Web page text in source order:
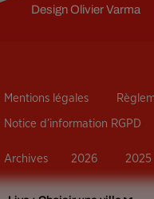
DesignOlivier Varma
Mentions légales
Notice d’information RGPD
Archives 2026 2025